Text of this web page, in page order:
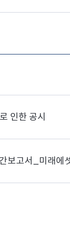
인한 공시
보고서_미래에